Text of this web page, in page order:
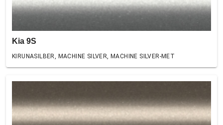
Kia 9S
KIRUNASILBER, MACHINE SILVER, MACHINE SILVER-MET